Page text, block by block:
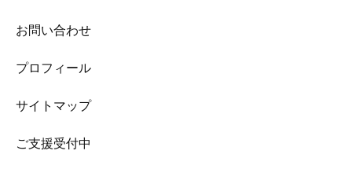
お問い合わせ
プロフィール
サイトマップ
ご支援受付中